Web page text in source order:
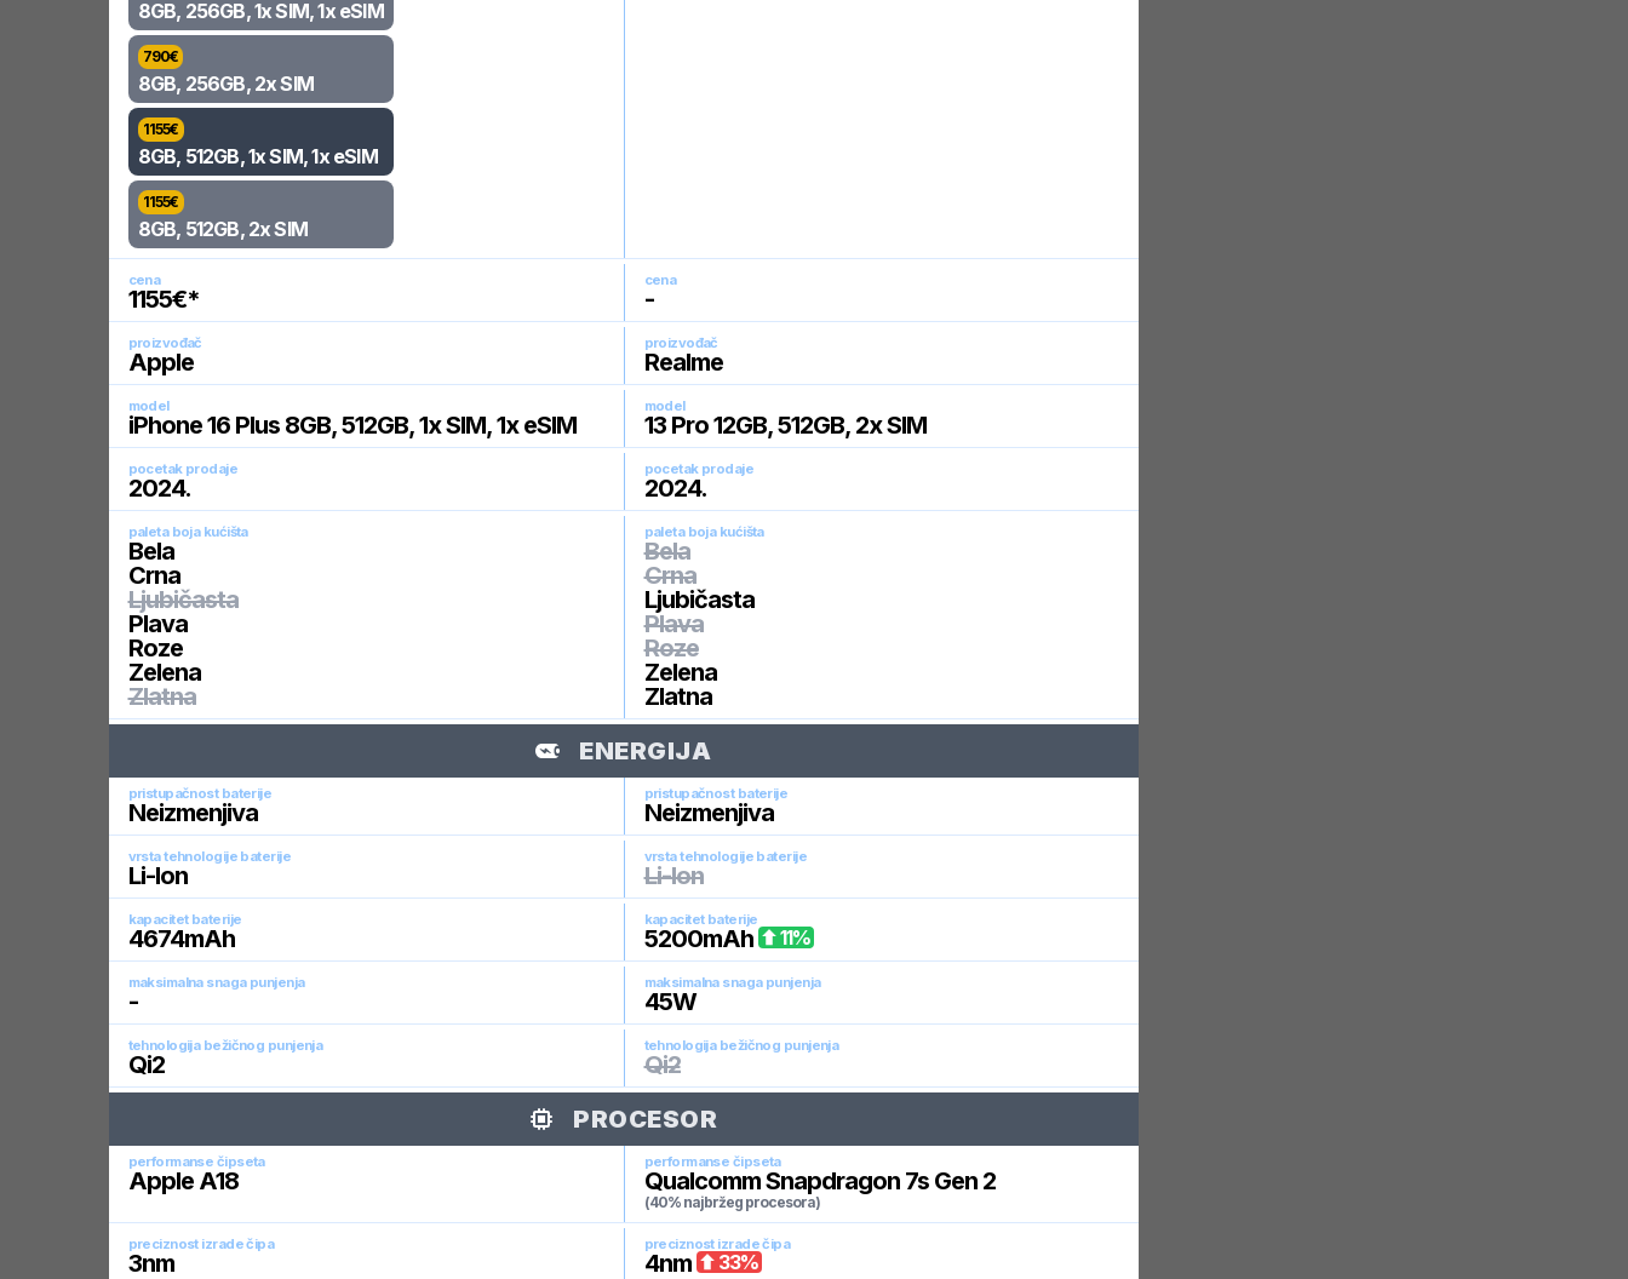
8GB, 256GB, 1x SIM, 1x eSIM
790€
8GB, 256GB, 2x SIM
1155€
8GB, 512GB, 1x SIM, 1x eSIM
1155€
8GB, 512GB, 2x SIM
cena
1155€*
cena
-
proizvođač
Apple
proizvođač
Realme
model
iPhone 16 Plus 8GB, 512GB, 1x SIM, 1x eSIM
model
13 Pro 12GB, 512GB, 2x SIM
pocetak prodaje
2024.
pocetak prodaje
2024.
paleta boja kućišta
Bela
Crna
Ljubičasta
Plava
Roze
Zelena
Zlatna
paleta boja kućišta
Bela
Crna
Ljubičasta
Plava
Roze
Zelena
Zlatna
ENERGIJA
pristupačnost baterije
Neizmenjiva
pristupačnost baterije
Neizmenjiva
vrsta tehnologije baterije
Li-Ion
vrsta tehnologije baterije
Li-Ion
kapacitet baterije
4674mAh
kapacitet baterije
5200mAh 11%
maksimalna snaga punjenja
-
maksimalna snaga punjenja
45W
tehnologija bežičnog punjenja
Qi2
tehnologija bežičnog punjenja
Qi2
PROCESOR
performanse čipseta
Apple A18
performanse čipseta
Qualcomm Snapdragon 7s Gen 2
(40% najbržeg procesora)
preciznost izrade čipa
3nm
preciznost izrade čipa
4nm 33%